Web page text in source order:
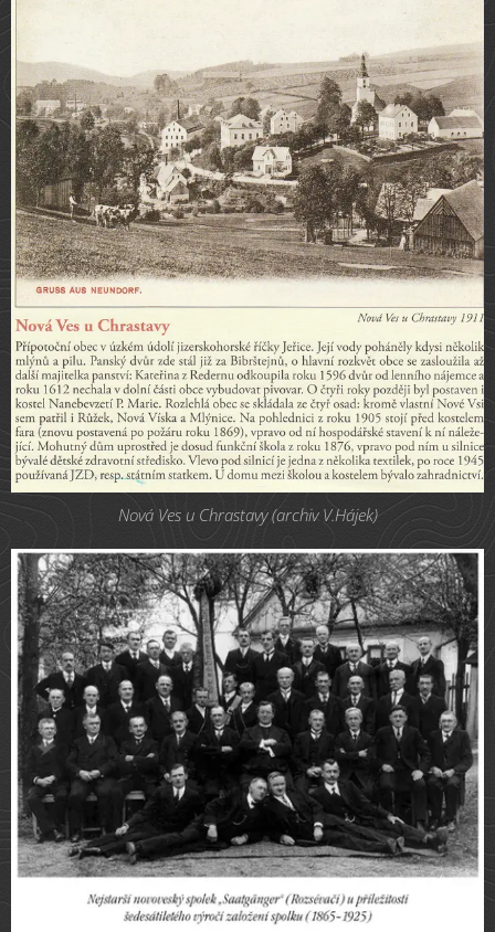
Nová Ves u Chrastavy (archiv V.Hájek)